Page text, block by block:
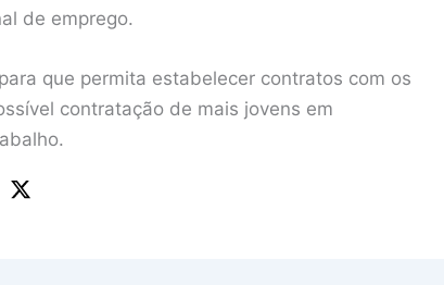
de emprego.
que permita estabelecer contratos com os
contratação de mais jovens em